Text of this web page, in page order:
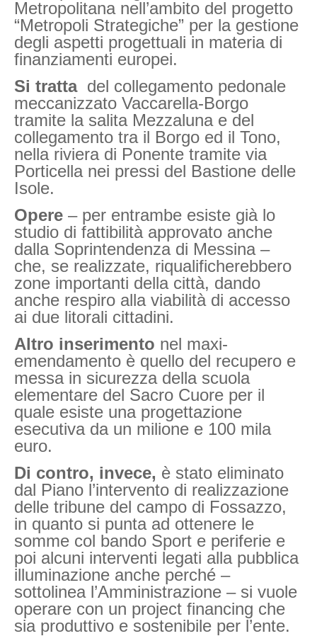
Metropolitana nell’ambito del progetto
“Metropoli Strategiche” per la gestione
degli aspetti progettuali in materia di
finanziamenti europei.
Si tratta del collegamento pedonale
meccanizzato Vaccarella-Borgo
tramite la salita Mezzaluna e del
collegamento tra il Borgo ed il Tono,
nella riviera di Ponente tramite via
Porticella nei pressi del Bastione delle
Isole.
Opere – per entrambe esiste già lo
studio di fattibilità approvato anche
dalla Soprintendenza di Messina –
che, se realizzate, riqualificherebbero
zone importanti della città, dando
anche respiro alla viabilità di accesso
ai due litorali cittadini.
Altro inserimento nel maxi-
emendamento è quello del recupero e
messa in sicurezza della scuola
elementare del Sacro Cuore per il
quale esiste una progettazione
esecutiva da un milione e 100 mila
euro.
Di contro, invece, è stato eliminato
dal Piano l’intervento di realizzazione
delle tribune del campo di Fossazzo,
in quanto si punta ad ottenere le
somme col bando Sport e periferie e
poi alcuni interventi legati alla pubblica
illuminazione anche perché –
sottolinea l’Amministrazione – si vuole
operare con un project financing che
sia produttivo e sostenibile per l’ente.